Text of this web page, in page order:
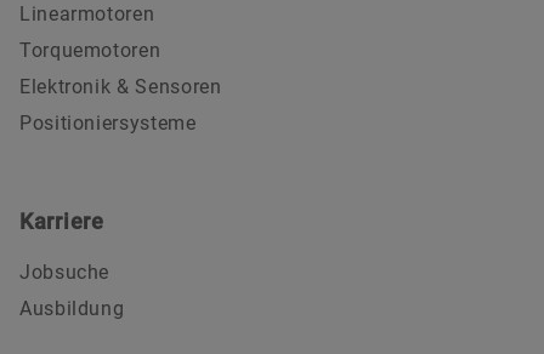
Linearmotoren
Torquemotoren
Elektronik & Sensoren
Positioniersysteme
Karriere
Jobsuche
Ausbildung